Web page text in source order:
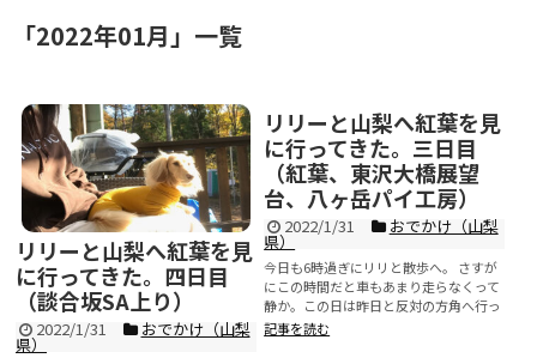
「2022年01月」 一覧
リリーと山梨へ紅葉を見
に行ってきた。四日目
（談合坂SA上り）
2022/1/31 おでかけ（山梨
県）
リリーと山梨へ紅葉を見
に行ってきた。三日目
（紅葉、東沢大橋展望
台、八ヶ岳パイ工房）
2022/1/31 おでかけ（山梨
県）
今日も6時過ぎにリリと散歩へ。 さすが
にこの時間だと車もあまり走らなくって
静か。この日は昨日と反対の方角へ行っ
てみた。 今日は...
記事を読む